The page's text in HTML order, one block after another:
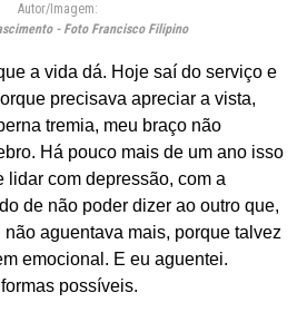
Autor/Imagem:
- Foto Francisco Filipino
a vida dá. Hoje saí do serviço e
precisava apreciar a vista,
tremia, meu braço não
Há pouco mais de um ano isso
lidar com depressão, com a
de não poder dizer ao outro que,
aguentava mais, porque talvez
emocional. E eu aguentei.
possíveis.